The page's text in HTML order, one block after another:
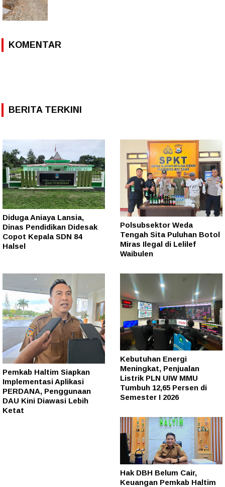
KOMENTAR
BERITA TERKINI
Diduga Aniaya Lansia,
Dinas Pendidikan Didesak
Copot Kepala SDN 84
Halsel
Polsubsektor Weda
Tengah Sita Puluhan Botol
Miras Ilegal di Lelilef
Waibulen
Pemkab Haltim Siapkan
Implementasi Aplikasi
PERDANA, Penggunaan
DAU Kini Diawasi Lebih
Ketat
Kebutuhan Energi
Meningkat, Penjualan
Listrik PLN UIW MMU
Tumbuh 12,65 Persen di
Semester I 2026
Hak DBH Belum Cair,
Keuangan Pemkab Haltim